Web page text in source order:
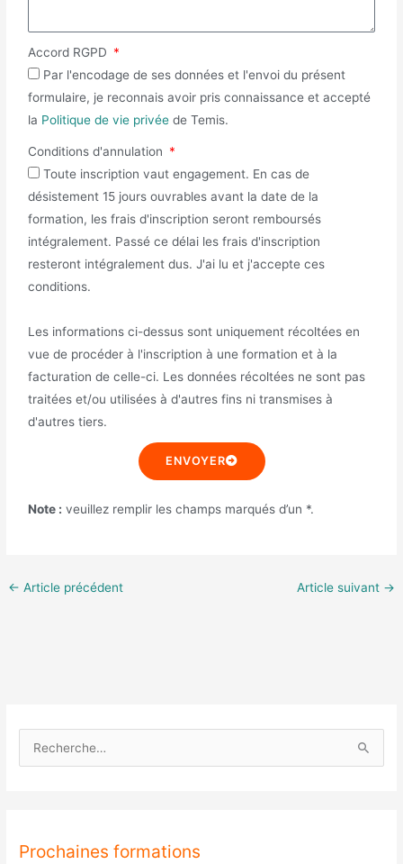
Accord RGPD
Par l'encodage de ses données et l'envoi du présent
formulaire, je reconnais avoir pris connaissance et accepté
la Politique de vie privée de Temis.
Conditions d'annulation
Toute inscription vaut engagement. En cas de
désistement 15 jours ouvrables avant la date de la
formation, les frais d'inscription seront remboursés
intégralement. Passé ce délai les frais d'inscription
resteront intégralement dus. J'ai lu et j'accepte ces
conditions.
Les informations ci-dessus sont uniquement récoltées en
vue de procéder à l'inscription à une formation et à la
facturation de celle-ci. Les données récoltées ne sont pas
traitées et/ou utilisées à d'autres fins ni transmises à
d'autres tiers.
ENVOYER
Note : veuillez remplir les champs marqués d’un *.
← Article précédent Article suivant →
e
Prochaines formations